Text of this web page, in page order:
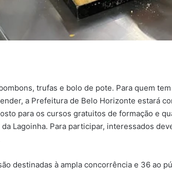
trufas e bolo de pote. Para quem
a Prefeitura de Belo Horizonte estará
para os cursos gratuitos de formação e
da Lagoinha. Para participar, interessados
destinadas à ampla concorrência e 36 ao